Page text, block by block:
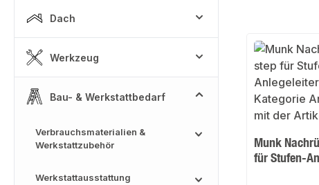
Dach
Werkzeug
Bau- & Werkstattbedarf
Verbrauchsmaterialien &
Werkstattzubehör
Werkstattausstattung
Munk
für Stufen-